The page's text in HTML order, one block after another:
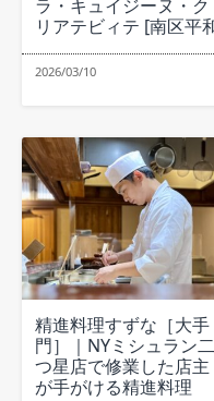
ラ・キュイジーヌ・ク
リアテビィテ [南区平
2026/03/10
精進料理すずな［大手
門］｜NYミシュラン二
つ星店で修業した店主
が手がける精進料理